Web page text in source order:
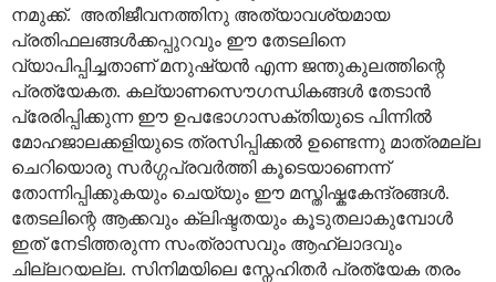
നമുക്ക്. അതിജീവനത്തിനു അത്യാവശ്യമായ
പ്രതിഫലങ്ങൾക്കപ്പുറവും ഈ തേടലിനെ
വ്യാപിപ്പിച്ചതാണ് മനുഷ്യൻ എന്ന ജന്തുകുലത്തിന്റെ
പ്രത്യേകത. കല്യാണസൌഗന്ധികങ്ങൾ തേടാൻ
പ്രേരിപ്പിക്കുന്ന ഈ ഉപഭോഗാസക്തിയുടെ പിന്നിൽ
മോഹജാലക്കളിയുടെ ത്രസിപ്പിക്കൽ ഉണ്ടെന്നു മാത്രമല്ല
ചെറിയൊരു സർഗ്ഗപ്രവർത്തി കൂടെയാണെന്ന്
തോന്നിപ്പിക്കുകയും ചെയ്യും ഈ മസ്തിഷ്കകേന്ദ്രങ്ങൾ.
തേടലിന്റെ ആക്കവും ക്ലിഷ്ടതയും കൂടുതലാകുമ്പോൾ
ഇത് നേടിത്തരുന്ന സംത്രാസവും ആഹ്ലാദവും
ചില്ലറയല്ല. സിനിമയിലെ സ്നേഹിതർ പ്രത്യേക തരം